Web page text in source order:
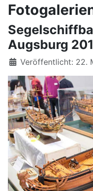
Augsburg
Details
Veröffentlicht: 22.